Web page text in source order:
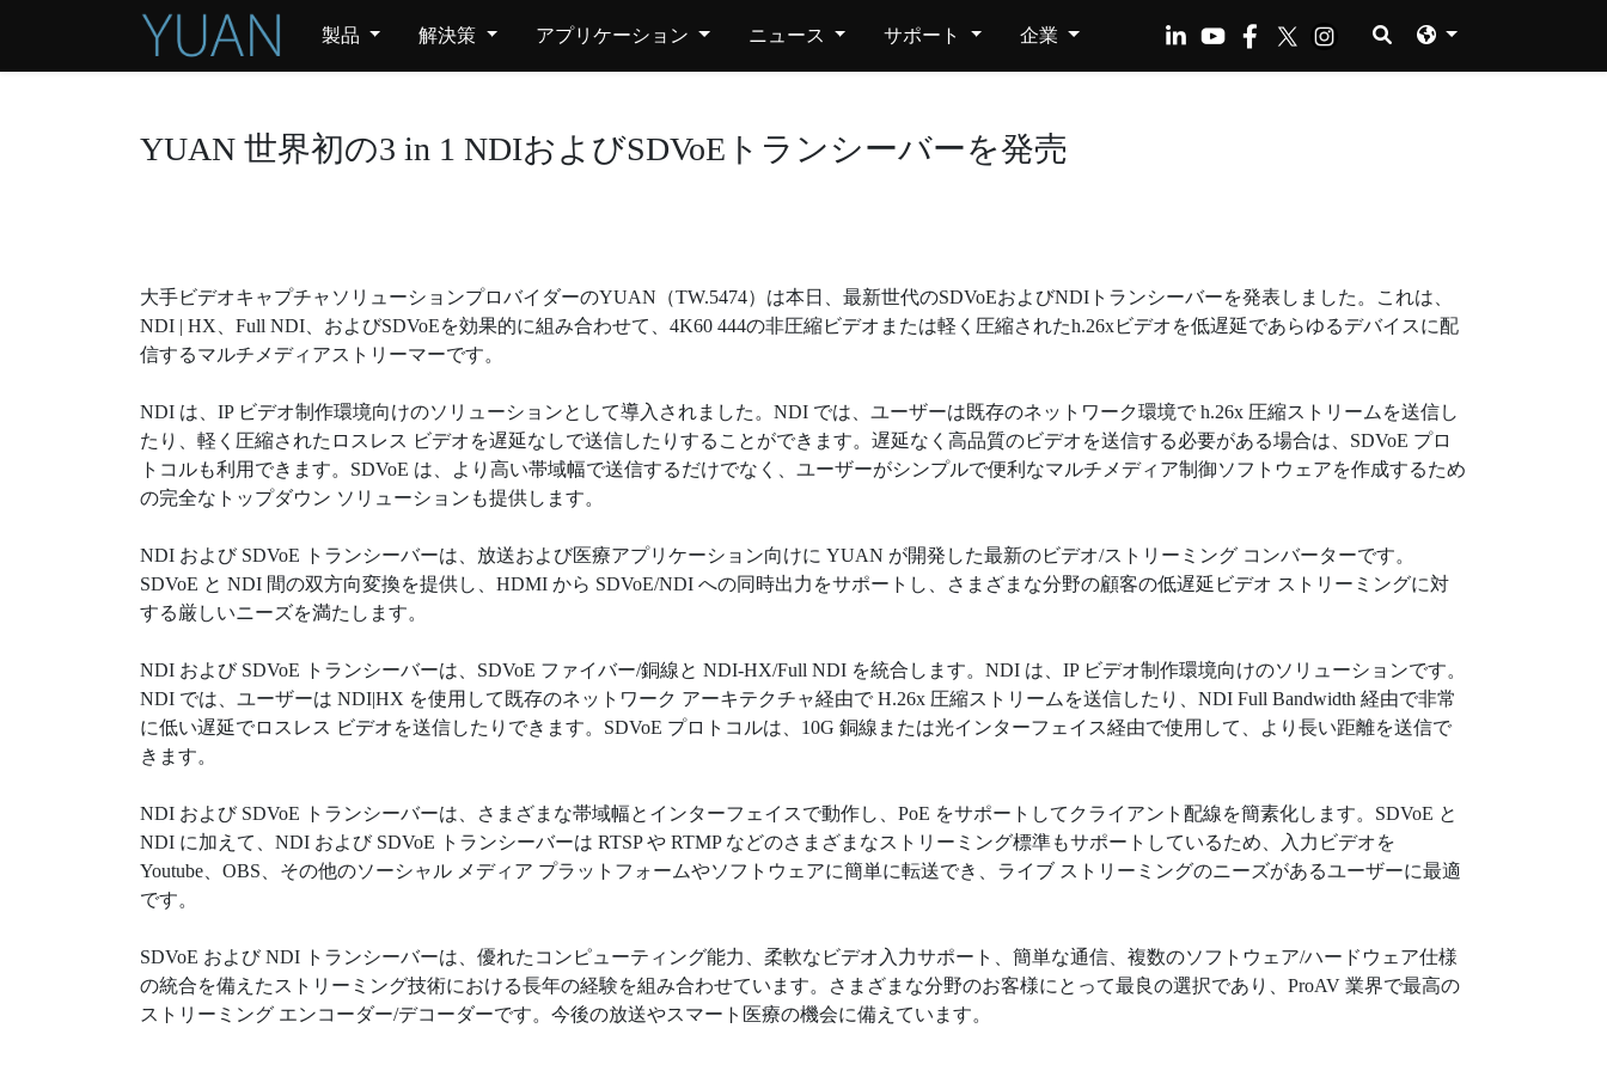
製品 解決策 アプリケーション ニュース サポート 企業
YUAN 世界初の3 in 1 NDIおよびSDVoEトランシーバーを発売
大手ビデオキャプチャソリューションプロバイダーのYUAN（TW.5474）は本日、最新世代のSDVoEおよびNDIトランシーバーを発表しました。これは、
NDI | HX、Full NDI、およびSDVoEを効果的に組み合わせて、4K60 444の非圧縮ビデオまたは軽く圧縮されたh.26xビデオを低遅延であらゆるデバイスに配
信するマルチメディアストリーマーです。
NDI は、IP ビデオ制作環境向けのソリューションとして導入されました。NDI では、ユーザーは既存のネットワーク環境で h.26x 圧縮ストリームを送信し
たり、軽く圧縮されたロスレス ビデオを遅延なしで送信したりすることができます。遅延なく高品質のビデオを送信する必要がある場合は、SDVoE プロ
トコルも利用できます。SDVoE は、より高い帯域幅で送信するだけでなく、ユーザーがシンプルで便利なマルチメディア制御ソフトウェアを作成するため
の完全なトップダウン ソリューションも提供します。
NDI および SDVoE トランシーバーは、放送および医療アプリケーション向けに YUAN が開発した最新のビデオ/ストリーミング コンバーターです。
SDVoE と NDI 間の双方向変換を提供し、HDMI から SDVoE/NDI への同時出力をサポートし、さまざまな分野の顧客の低遅延ビデオ ストリーミングに対
する厳しいニーズを満たします。
NDI および SDVoE トランシーバーは、SDVoE ファイバー/銅線と NDI-HX/Full NDI を統合します。NDI は、IP ビデオ制作環境向けのソリューションです。
NDI では、ユーザーは NDI|HX を使用して既存のネットワーク アーキテクチャ経由で H.26x 圧縮ストリームを送信したり、NDI Full Bandwidth 経由で非常
に低い遅延でロスレス ビデオを送信したりできます。SDVoE プロトコルは、10G 銅線または光インターフェイス経由で使用して、より長い距離を送信で
きます。
NDI および SDVoE トランシーバーは、さまざまな帯域幅とインターフェイスで動作し、PoE をサポートしてクライアント配線を簡素化します。SDVoE と
NDI に加えて、NDI および SDVoE トランシーバーは RTSP や RTMP などのさまざまなストリーミング標準もサポートしているため、入力ビデオを
Youtube、OBS、その他のソーシャル メディア プラットフォームやソフトウェアに簡単に転送でき、ライブ ストリーミングのニーズがあるユーザーに最適
です。
SDVoE および NDI トランシーバーは、優れたコンピューティング能力、柔軟なビデオ入力サポート、簡単な通信、複数のソフトウェア/ハードウェア仕様
の統合を備えたストリーミング技術における長年の経験を組み合わせています。さまざまな分野のお客様にとって最良の選択であり、ProAV 業界で最高の
ストリーミング エンコーダー/デコーダーです。今後の放送やスマート医療の機会に備えています。